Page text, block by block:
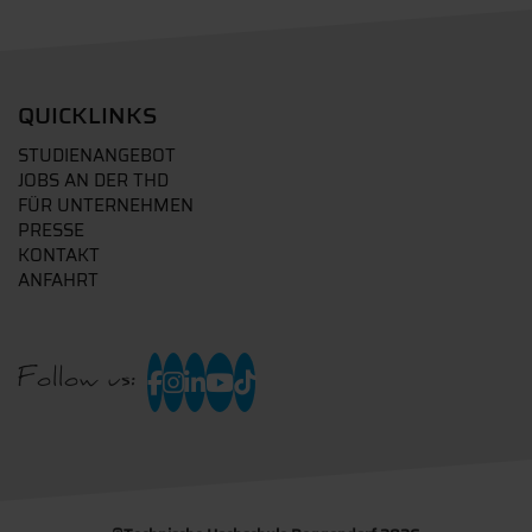
QUICKLINKS
STUDIENANGEBOT
JOBS AN DER THD
FÜR UNTERNEHMEN
PRESSE
KONTAKT
ANFAHRT
Follow us: